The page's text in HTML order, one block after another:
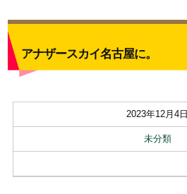
アナザースカイ名古屋に。
2023年12月4日
未分類